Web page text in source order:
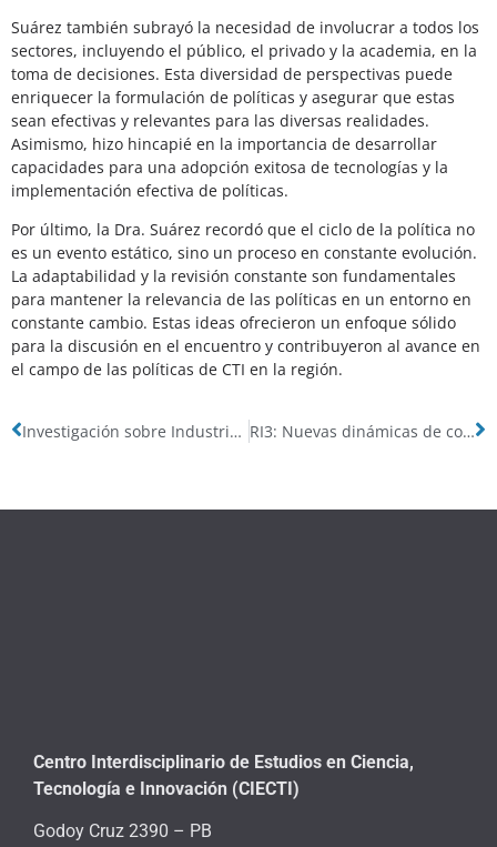
Suárez también subrayó la necesidad de involucrar a todos los
sectores, incluyendo el público, el privado y la academia, en la
toma de decisiones. Esta diversidad de perspectivas puede
enriquecer la formulación de políticas y asegurar que estas
sean efectivas y relevantes para las diversas realidades.
Asimismo, hizo hincapié en la importancia de desarrollar
capacidades para una adopción exitosa de tecnologías y la
implementación efectiva de políticas.
Por último, la Dra. Suárez recordó que el ciclo de la política no
es un evento estático, sino un proceso en constante evolución.
La adaptabilidad y la revisión constante son fundamentales
para mantener la relevancia de las políticas en un entorno en
constante cambio. Estas ideas ofrecieron un enfoque sólido
para la discusión en el encuentro y contribuyeron al avance en
el campo de las políticas de CTI en la región.
Investigación sobre Industrias de Base Biotecnológica en Argentina RI3: Nuevas dinámicas de comportamiento en el sector de software y servicios informáticos
Centro Interdisciplinario de Estudios en Ciencia,
Tecnología e Innovación (CIECTI)
Godoy Cruz 2390 – PB